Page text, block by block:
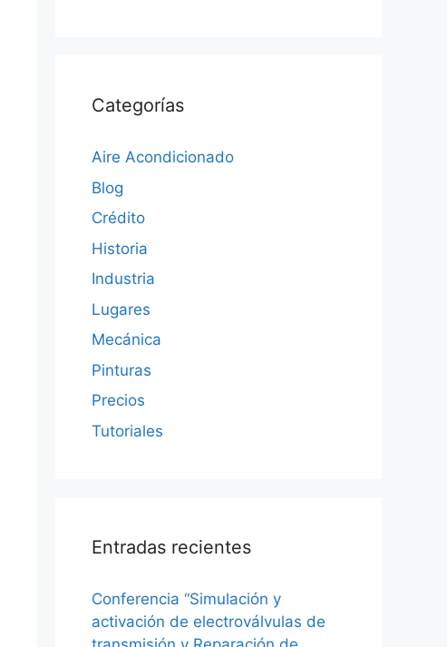
Categorías
Aire Acondicionado
Blog
Crédito
Historia
Industria
Lugares
Mecánica
Pinturas
Precios
Tutoriales
Entradas recientes
Conferencia “Simulación y
activación de electroválvulas de